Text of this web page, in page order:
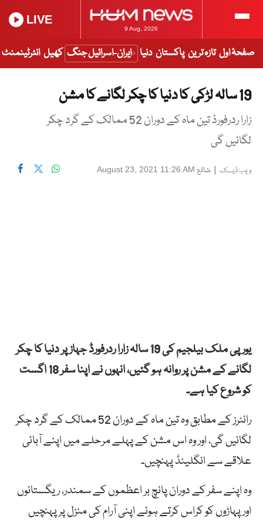
9 Aug, 2026
LIVE
صفحۂ اول تازہ ترین پاکستان دنیا ایران-اسرائیل جنگ کھیل انٹرٹینمنٹ
19 سالہ لڑکی کا دنیا کا چکر لگانے کا مشن
زارا ردرفورڈ تین ماہ کے دوران 52 ممالک کے گرد چکر
لگائیں گی
ویب ڈیسک | شائع August 23, 2021 11:26 AM
یورپی ملک بیلجیم کی 19 سالہ زارا ردرفورڈ جہاز پر دنیا کا چکر
لگانے کے مشن پر روانہ ہو گئیں، انہوں نے اپنا سفر 18 اگست
کو شروع کیا ہے۔
رائٹرز کے مطابق وہ تین ماہ کے دوران 52 ممالک کے گرد چکر
لگائیں گی، اور وہ اس مشن کے پہلے مرحلے میں اپنے آبائی
علاقے سے انگلینڈ پہنچیں۔
وہ اپنے سفر کے دوران پانچ بر اعظموں کے سمندر، ریگستانوں
اور پہاڑوں کو کراس کرتے ہوئے اپنی آرام کی منزل پر پہنچیں